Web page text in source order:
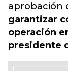
aprobación
garantizar
operación
presidente